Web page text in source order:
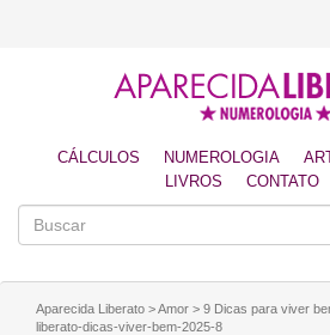
CÁLCULOS NUMEROLOGIA
LIVROS
CONTATO
Aparecida Liberato >Amor > 9 Dicas para viver
liberato-dicas-viver-bem-2025-8